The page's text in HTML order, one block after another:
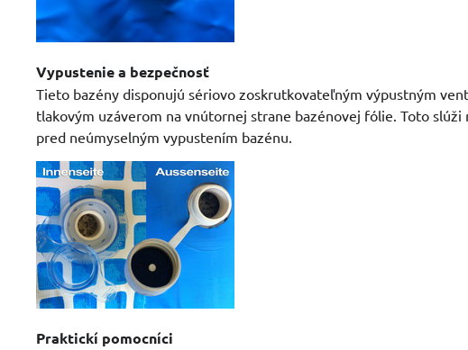
Vypustenie a bezpečnosť
Tieto bazény disponujú sériovo zoskrutkovateľným výpustným
tlakovým uzáverom na vnútornej strane bazénovej fólie. Toto slúži
pred neúmyselným vypustením bazénu.
Praktickí pomocníci